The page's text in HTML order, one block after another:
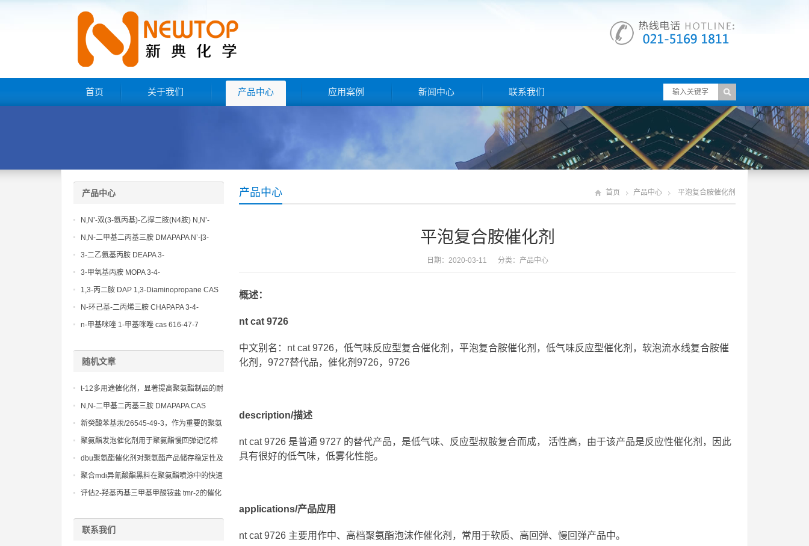
首页 关于我们 产品中心 应用案例 新闻中心 联系我们
产品中心 首页 产品中心 平泡复合胺催化剂
平泡复合胺催化剂
日期：2020-03-11 分类： 产品中心
概述：
nt cat 9726
中文别名：nt cat 9726，低气味反应型复合催化剂，平泡复合胺催化剂，低气味反应型催化剂，软泡流水线复合胺催
化剂，9727替代品，催化剂9726，9726
description/描述
nt cat 9726 是普通 9727 的替代产品，是低气味、反应型叔胺复合而成， 活性高，由于该产品是反应性催化剂，因此
具有很好的低气味，低雾化性能。
applications/产品应用
nt cat 9726 主要用作中、高档聚氨酯泡沫作催化剂，常用于软质、高回弹、慢回弹产品中。
产品中心
N,N’-双(3-氨丙基)-乙撑二胺(N4胺) N,N’-
Bis(3-aminopropyl)-ethylenediamine CAS
No10563-26-5
N,N-二甲基二丙基三胺 DMAPAPA N’-[3-
(dimethylamino)propyllpropane-1,3-
diamine CAS No10563-29-8
3-二乙氨基丙胺 DEAPA 3-
(Diethylamino)propylamine CAS No 104-
3-甲氧基丙胺 MOPA 3-4-
Methoxypropylamine CAS No 5332-73-0
1,3-丙二胺 DAP 1,3-Diaminopropane CAS
No 109-76-2
N-环己基-二丙烯三胺 CHAPAPA 3-4-
Methoxypropylamine CAS No:5332-73-0
n-甲基咪唑 1-甲基咪唑 cas 616-47-7
随机文章
t-12多用途催化剂，显著提高聚氨酯制品的耐
候性和抗老化性能
N,N-二甲基二丙基三胺 DMAPAPA CAS
No:10563-29-8，应用于对泡沫性能和环保
性有严格要求的领域
新癸酸苯基汞/26545-49-3，作为重要的聚氨
酯催化剂，助力新材料研发，拓宽应用领域
聚氨酯发泡催化剂用于聚氨酯慢回弹记忆棉
生产
dbu聚氨酯催化剂对聚氨酯产品储存稳定性及
耐候性的影响
聚合mdi异氰酸酯黑料在聚氨酯喷涂中的快速
固化特性分析
评估2-羟基丙基三甲基甲酸铵盐 tmr-2的催化
联系我们